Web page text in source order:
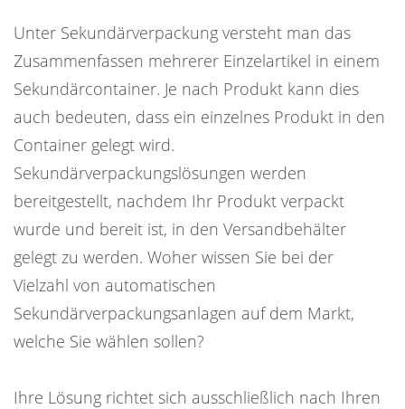
Unter Sekundärverpackung versteht man das
Zusammenfassen mehrerer Einzelartikel in einem
Sekundärcontainer. Je nach Produkt kann dies
auch bedeuten, dass ein einzelnes Produkt in den
Container gelegt wird.
Sekundärverpackungslösungen werden
bereitgestellt, nachdem Ihr Produkt verpackt
wurde und bereit ist, in den Versandbehälter
gelegt zu werden. Woher wissen Sie bei der
Vielzahl von automatischen
Sekundärverpackungsanlagen auf dem Markt,
welche Sie wählen sollen?
Ihre Lösung richtet sich ausschließlich nach Ihren